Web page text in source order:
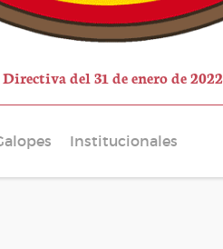
del 31 de enero de 2022
Institucionales